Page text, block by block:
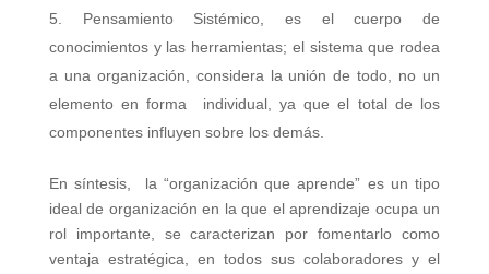
Pensamiento Sistémico, es el cuerpo de
conocimientos y las herramientas; el sistema que rodea
a una organización, considera la unión de todo, no un
elemento en forma individual, ya que el total de los
componentes influyen sobre los demás.
En síntesis, la “organización que aprende” es un tipo
ideal de organización en la que el aprendizaje ocupa un
rol importante, se caracterizan por fomentarlo como
ventaja estratégica, en todos sus colaboradores y el